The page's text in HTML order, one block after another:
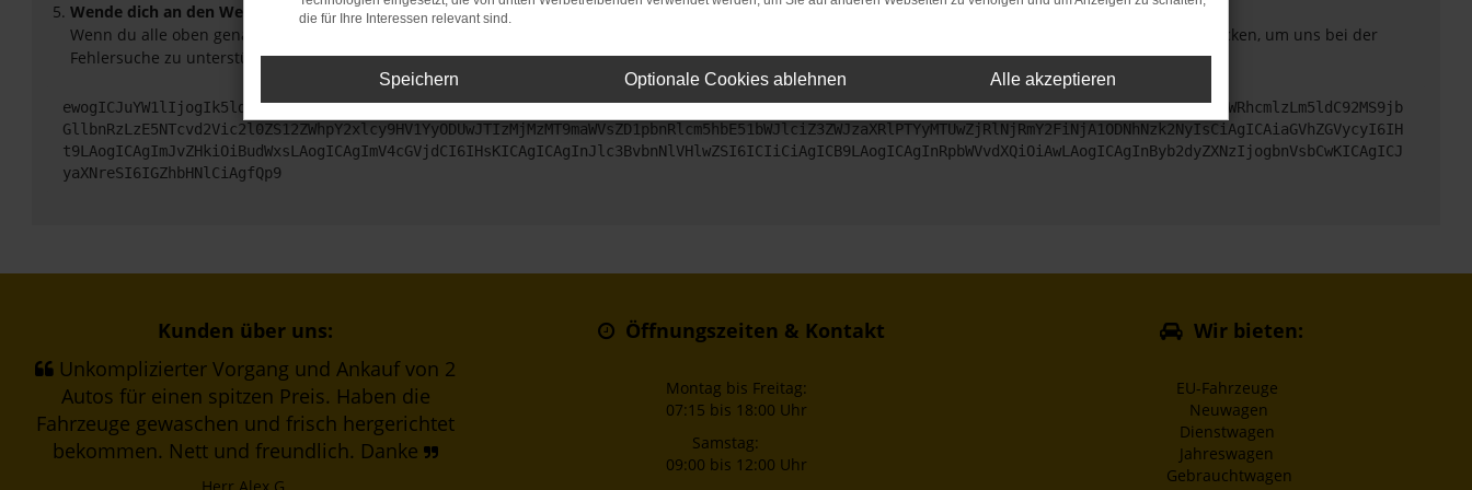
Wende dich an den Webseitenbetreiber.
Wenn du alle oben genannten Schritte versucht hast, kontaktiere uns bitte. Wir werden versuchen, das Problem zu beheben. Du kannst uns diesen Text schicken, um uns bei der
Fehlersuche zu unterstützen:
ewogICJuYW1lIjogIk5ldHdvcmtFcnJvciIsCiAgImNvbmZpZyI6IHsKICAgICJtZXRob2QiOiAiR0VUIiwKICAgICJ1cmwiOiAiaHR0cHM6Ly9hcGkueC5ha3MtcHJvZC5hdWRhcmlzLm5ldC92MS9jb
GllbnRzLzE5NTcvd2Vic2l0ZS12ZWhpY2xlcy9HV1YyODUwJTIzMjMzMT9maWVsZD1pbnRlcm5hbE51bWJlciZ3ZWJzaXRlPTYyMTUwZjRlNjRmY2FiNjA1ODNhNzk2NyIsCiAgICAiaGVhZGVycyI6IH
t9LAogICAgImJvZHkiOiBudWxsLAogICAgImV4cGVjdCI6IHsKICAgICAgInJlc3BvbnNlVHlwZSI6ICIiCiAgICB9LAogICAgInRpbWVvdXQiOiAwLAogICAgInByb2dyZXNzIjogbnVsbCwKICAgICJ
yaXNreSI6IGZhbHNlCiAgfQp9
Kunden über uns:
Unkomplizierter Vorgang und Ankauf von 2
Autos für einen spitzen Preis. Haben die
Fahrzeuge gewaschen und frisch hergerichtet
bekommen. Nett und freundlich. Danke
Öffnungszeiten & Kontakt
Montag bis Freitag:
07:15 bis 18:00 Uhr
Samstag:
09:00 bis 12:00 Uhr
Wir bieten:
EU-Fahrzeuge
Neuwagen
Dienstwagen
Jahreswagen
Gebrauchtwagen
die für Ihre Interessen relevant sind.
Speichern Optionale Cookies ablehnen Alle akzeptieren